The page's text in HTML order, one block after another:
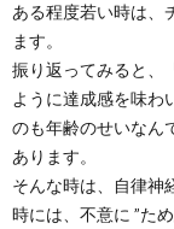
ある程度若い時は、
ます。
振り返ってみると、
ように達成感を味わ
のも年齢のせいなん
あります。
そんな時は、自律神
時には、不意に ”た